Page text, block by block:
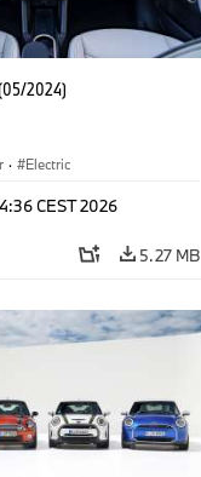
2024)
· Electric
CEST 2026
5.27 MB